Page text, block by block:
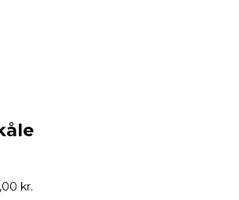
kr.